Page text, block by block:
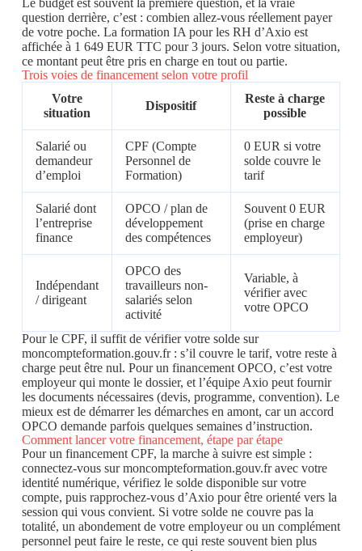
Le budget est souvent la première question, et la vraie
question derrière, c’est : combien allez-vous réellement payer
de votre poche. La formation IA pour les RH d’Axio est
affichée à 1 649 EUR TTC pour 3 jours. Selon votre situation,
ce montant peut être pris en charge en tout ou partie.
Trois voies de financement selon votre profil
Votre
situation
Dispositif
Reste à charge
possible
Salarié ou
demandeur
d’emploi
CPF (Compte
Personnel de
Formation)
0 EUR si votre
solde couvre le
tarif
Salarié dont
l’entreprise
finance
OPCO / plan de
développement
des compétences
Souvent 0 EUR
(prise en charge
employeur)
Indépendant
/ dirigeant
OPCO des
travailleurs non-
salariés selon
activité
Variable, à
vérifier avec
votre OPCO
Pour le CPF, il suffit de vérifier votre solde sur
moncompteformation.gouv.fr : s’il couvre le tarif, votre reste à
charge peut être nul. Pour un financement OPCO, c’est votre
employeur qui monte le dossier, et l’équipe Axio peut fournir
les documents nécessaires (devis, programme, convention). Le
mieux est de démarrer les démarches en amont, car un accord
OPCO demande parfois quelques semaines d’instruction.
Comment lancer votre financement, étape par étape
Pour un financement CPF, la marche à suivre est simple :
connectez-vous sur moncompteformation.gouv.fr avec votre
identité numérique, vérifiez le solde disponible sur votre
compte, puis rapprochez-vous d’Axio pour être orienté vers la
session qui vous convient. Si votre solde ne couvre pas la
totalité, un abondement de votre employeur ou un complément
personnel peut faire le reste, ce qui reste souvent bien plus